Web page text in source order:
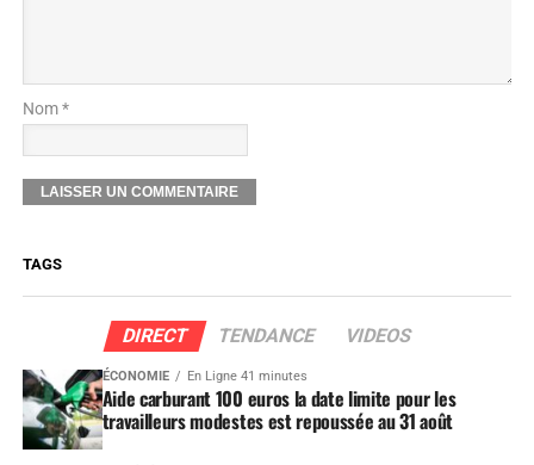
Nom *
TAGS
DIRECT TENDANCE VIDEOS
ÉCONOMIE En Ligne 41 minutes
Aide carburant 100 euros la date limite pour les
travailleurs modestes est repoussée au 31 août